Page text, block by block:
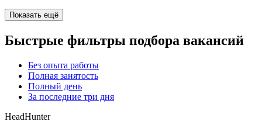
Показать ещё
Быстрые фильтры подбора вакансий
Без опыта работы
Полная занятость
Полный день
За последние три дня
HeadHunter